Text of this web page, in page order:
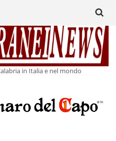
in Italia e nel mondo
for: